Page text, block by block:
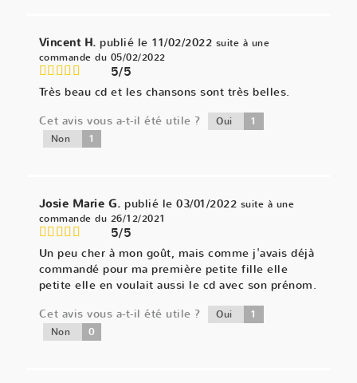
Vincent H.publié le 11/02/2022 suite à une
commande du 05/02/2022
5/5
Très beau cd et les chansons sont très belles.
Cet avis vous a-t-il été utile ?
Oui 1
Non 1
Josie Marie G.publié le 03/01/2022 suite à une
commande du 26/12/2021
5/5
Un peu cher à mon goût, mais comme j'avais déjà
commandé pour ma première petite fille elle
petite elle en voulait aussi le cd avec son prénom.
Cet avis vous a-t-il été utile ?
Oui 1
Non 0